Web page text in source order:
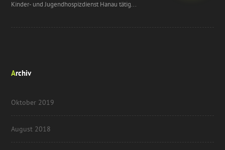
Kinder- und Jugendhospizdienst Hanau tätig...
Archiv
Oktober 2019
August 2018